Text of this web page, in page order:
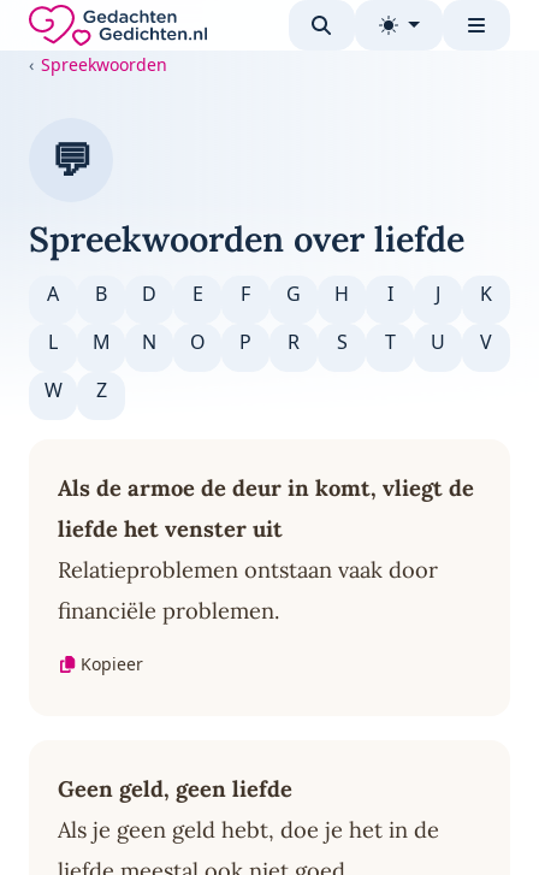
Direct naar de inhoud
Gedachten-Gedichten.nl — naar de homepage
Spreekwoorden
💬
Spreekwoorden over liefde
A B D E F G H I J
K
L
M N O P R S T U
V
W
Z
Als de armoe de deur in komt, vliegt de
liefde het venster uit
Relatieproblemen ontstaan vaak door
financiële problemen.
Kopieer
Geen geld, geen liefde
Als je geen geld hebt, doe je het in de